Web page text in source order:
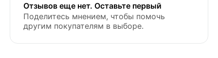
Отзывов еще нет. Оставьте первый
Поделитесь мнением, чтобы помочь
другим покупателям в выборе.